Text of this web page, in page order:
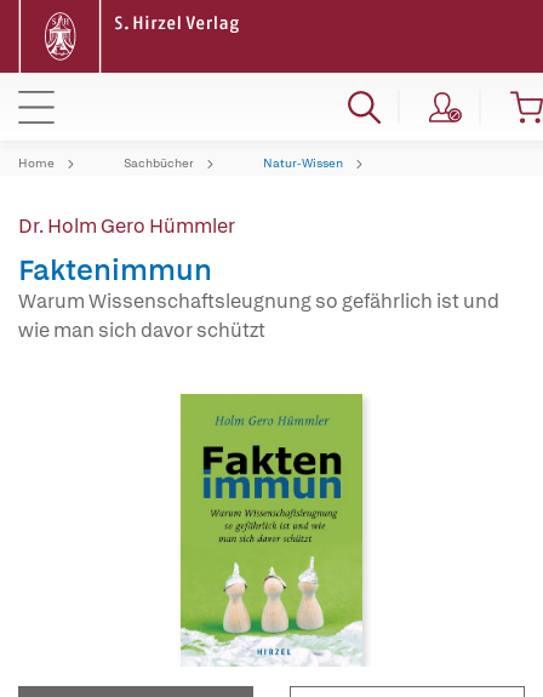
Home Sachbücher Natur-Wissen
Dr. Holm Gero Hümmler
Faktenimmun
Warum Wissenschaftsleugnung so gefährlich ist und
wie man sich davor schützt